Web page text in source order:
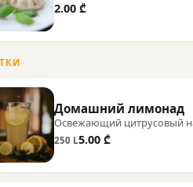
2.00 ₾
Домашний лимонад
250 L5.00 ₾